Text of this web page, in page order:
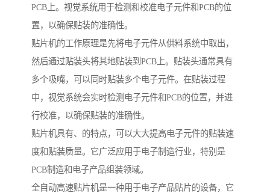
PCB上。视觉系统用于检测和校准电子元件和PCB的位
置，以确保贴装的准确性。
贴片机的工作原理是先将电子元件从供料系统中取出，
然后通过贴装头将其地贴装到PCB上。贴装头通常具有
多个吸嘴，可以同时贴装多个电子元件。在贴装过程
中，视觉系统会实时检测电子元件和PCB的位置，并进
行校准，以确保贴装的准确性。
贴片机具有、的特点，可以大大提高电子元件的贴装速
度和贴装质量。它广泛应用于电子制造行业，特别是
PCB制造和电子产品组装领域。
全自动高速贴片机是一种用于电子产品贴片的设备，它